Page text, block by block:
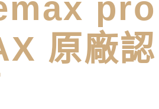
pro
原廠認